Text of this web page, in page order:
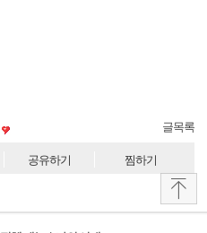
글목록
공유하기 찜하기